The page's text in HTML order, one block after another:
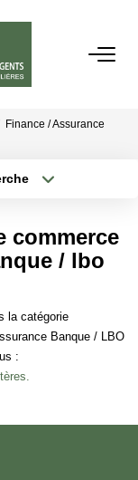
Finance / Assurance
commerce
/ lbo
la catégorie
Banque / LBO
: